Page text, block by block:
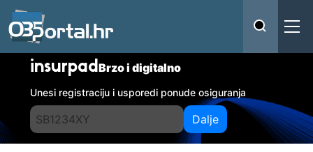
insurpadBrzo i digitalno
Unesi registraciju i usporedi ponude osiguranja
Dalje